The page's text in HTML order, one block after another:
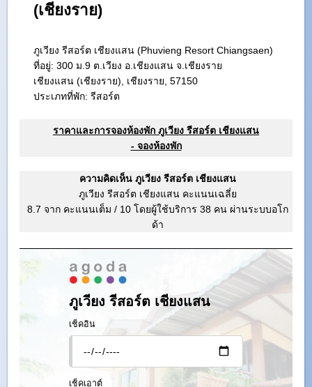
(เชียงราย)
ภูเวียง รีสอร์ต เชียงแสน (Phuvieng Resort Chiangsaen)
ที่อยู่:300 ม.9 ต.เวียง อ.เชียงแสน จ.เชียงราย
เชียงแสน (เชียงราย), เชียงราย, 57150
ประเภทที่พัก: รีสอร์ต
ราคาและการจองห้องพัก ภูเวียง รีสอร์ต เชียงแสน
- จองห้องพัก
ความคิดเห็น ภูเวียง รีสอร์ต เชียงแสน
ภูเวียง รีสอร์ต เชียงแสน คะแนนเฉลี่ย
8.7 จาก คะแนนเต็ม / 10 โดยผู้ใช้บริการ 38 คน ผ่านระบบอโก
ด้า
ภูเวียง รีสอร์ต เชียงแสน
เช็คอิน
เช็คเอาต์